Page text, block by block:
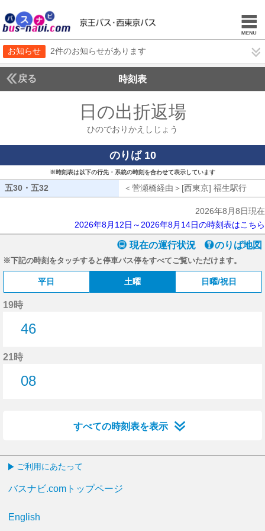
お知らせ 2件のお知らせがあります
戻る 時刻表
日の出折返場
ひのでおりかえしじょう
のりば 10
※時刻表は以下の行先・系統の時刻を合わせて表示しています
五30・五32 ＜菅瀬橋経由＞[西東京] 福生駅行
2026年8月8日現在
2026年8月12日～2026年8月14日の時刻表はこちら
現在の運行状況 のりば地図
※下記の時刻をタッチすると停車バス停をすべてご覧いただけます。
平日 土曜 日曜/祝日
19時
46
21時
08
すべての時刻表を表示
ご利用にあたって
バスナビ.comトップページ
English